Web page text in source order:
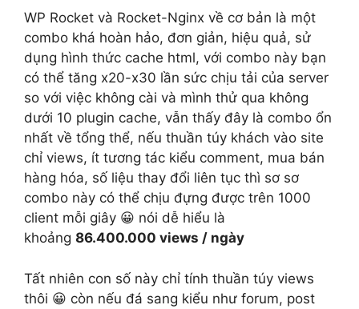
WP Rocket và Rocket-Nginx về cơ bản là một
combo khá hoàn hảo, đơn giản, hiệu quả, sử
dụng hình thức cache html, với combo này bạn
có thể tăng x20-x30 lần sức chịu tải của server
so với việc không cài và mình thử qua không
dưới 10 plugin cache, vẫn thấy đây là combo ổn
nhất về tổng thể, nếu thuần túy khách vào site
chỉ views, ít tương tác kiểu comment, mua bán
hàng hóa, số liệu thay đổi liên tục thì sơ sơ
combo này có thể chịu đựng được trên 1000
client mỗi giây 😀 nói dễ hiểu là
khoảng 86.400.000 views / ngày
Tất nhiên con số này chỉ tính thuần túy views
thôi 😀 còn nếu đá sang kiểu như forum, post